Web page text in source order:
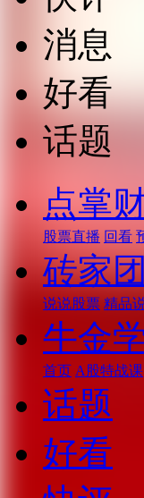
消息
好看
话题
点掌
股票直播 回看
砖家
说说股票 精品
牛金
首页 A股特战课
话题
好看